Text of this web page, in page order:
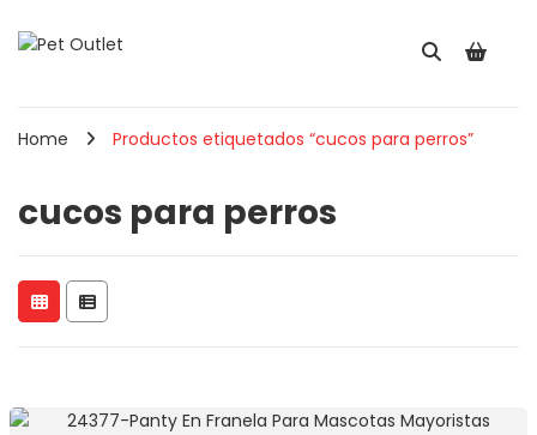
Home Productos etiquetados “cucos para perros”
cucos para perros